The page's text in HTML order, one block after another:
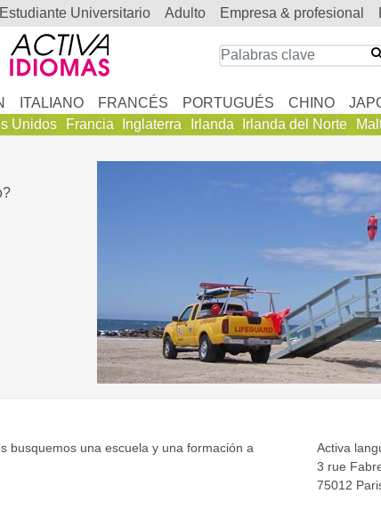
estudiante Universitario adulto empresa & profesional
ITALIANO FRANCÉS PORTUGUÉS CHINO
Unidos Francia Inglaterra Irlanda Irlanda del Norte
busquemos una escuela y una formación a
Activa
3 rue
75012